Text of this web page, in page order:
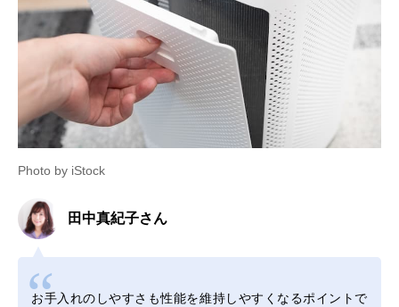
Photo by iStock
田中真紀子さん
お手入れのしやすさも性能を維持しやすくなるポイントで